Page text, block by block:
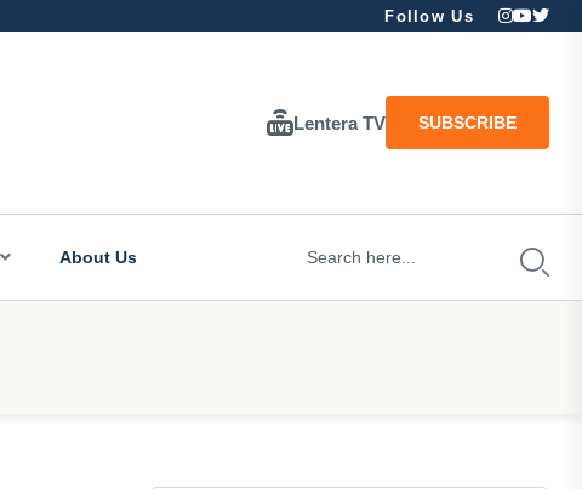
Follow Us
Lentera TV SUBSCRIBE
About Us